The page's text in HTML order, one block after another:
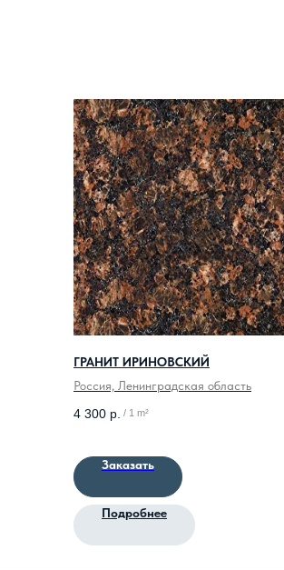
ГРАНИТ ИРИНОВСКИЙ
Россия, Ленинградская область
4 300 р. / 1 m²
Заказать
Подробнее